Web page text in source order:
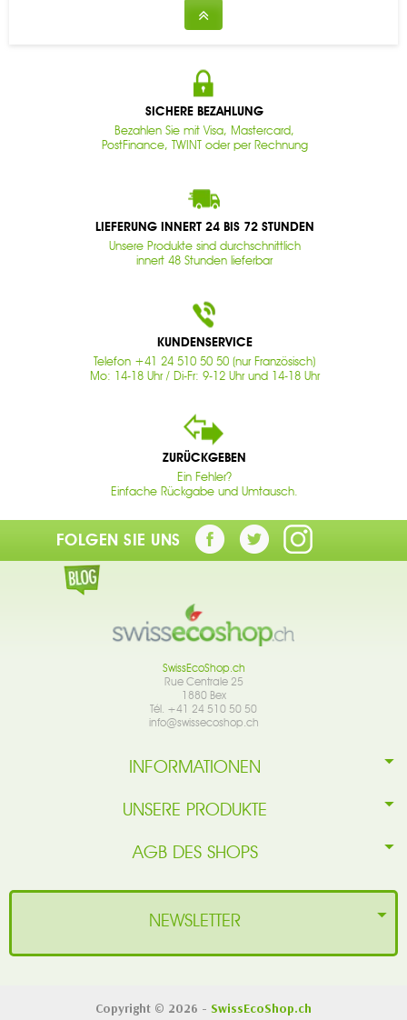
SICHERE BEZAHLUNG
Bezahlen Sie mit Visa, Mastercard,
PostFinance, TWINT oder per Rechnung
LIEFERUNG INNERT 24 BIS 72 STUNDEN
Unsere Produkte sind durchschnittlich
innert 48 Stunden lieferbar
KUNDENSERVICE
Telefon +41 24 510 50 50 (nur Französisch)
Mo: 14-18 Uhr / Di-Fr: 9-12 Uhr und 14-18 Uhr
ZURÜCKGEBEN
Ein Fehler?
Einfache Rückgabe und Umtausch.
FOLGEN SIE UNS
SwissEcoShop.ch
Rue Centrale 25
1880 Bex
Tél. +41 24 510 50 50
info@swissecoshop.ch
INFORMATIONEN
UNSERE PRODUKTE
AGB DES SHOPS
NEWSLETTER
Copyright © 2026 - SwissEcoShop.ch